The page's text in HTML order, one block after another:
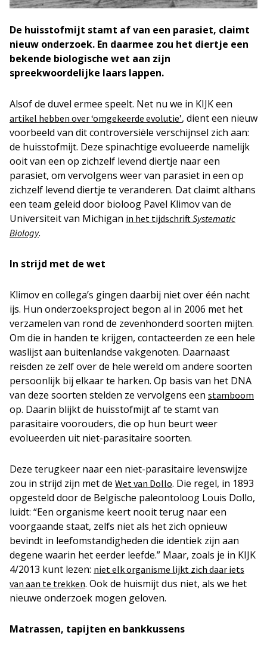
De huisstofmijt stamt af van een parasiet, claimt
nieuw onderzoek. En daarmee zou het diertje een
bekende biologische wet aan zijn
spreekwoordelijke laars lappen.
Alsof de duvel ermee speelt. Net nu we in KIJK een
artikel hebben over ‘omgekeerde evolutie’, dient een nieuw
voorbeeld van dit controversiële verschijnsel zich aan:
de huisstofmijt. Deze spinachtige evolueerde namelijk
ooit van een op zichzelf levend diertje naar een
parasiet, om vervolgens weer van parasiet in een op
zichzelf levend diertje te veranderen. Dat claimt althans
een team geleid door bioloog Pavel Klimov van de
Universiteit van Michigan in het tijdschriftSystematic
Biology.
In strijd met de wet
Klimov en collega’s gingen daarbij niet over één nacht
ijs. Hun onderzoeksproject begon al in 2006 met het
verzamelen van rond de zevenhonderd soorten mijten.
Om die in handen te krijgen, contacteerden ze een hele
waslijst aan buitenlandse vakgenoten. Daarnaast
reisden ze zelf over de hele wereld om andere soorten
persoonlijk bij elkaar te harken. Op basis van het DNA
van deze soorten stelden ze vervolgens een stamboom
op. Daarin blijkt de huisstofmijt af te stamt van
parasitaire voorouders, die op hun beurt weer
evolueerden uit niet-parasitaire soorten.
Deze terugkeer naar een niet-parasitaire levenswijze
zou in strijd zijn met de Wet van Dollo. Die regel, in 1893
opgesteld door de Belgische paleontoloog Louis Dollo,
luidt: “Een organisme keert nooit terug naar een
voorgaande staat, zelfs niet als het zich opnieuw
bevindt in leefomstandigheden die identiek zijn aan
degene waarin het eerder leefde.” Maar, zoals je in KIJK
4/2013 kunt lezen: niet elk organisme lijkt zich daar iets
van aan te trekken. Ook de huismijt dus niet, als we het
nieuwe onderzoek mogen geloven.
Matrassen, tapijten en bankkussens